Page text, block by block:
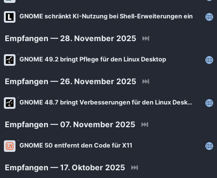
Wichtige Feeds
Meine Labels
Blogs
AdminForge
CANOX.NET
ComputerBase
FSFE News
GNOME schränkt KI-Nutzung bei Shell-Erweiterungen ein
Empfangen — 28. November 2025 ⏭
GNOME 49.2 bringt Pflege für den Linux Desktop
Empfangen — 26. November 2025 ⏭
GNOME 48.7 bringt Verbesserungen für den Linux Desktop
Empfangen — 07. November 2025 ⏭
GNOME 50 entfernt den Code für X11
Empfangen — 17. Oktober 2025 ⏭